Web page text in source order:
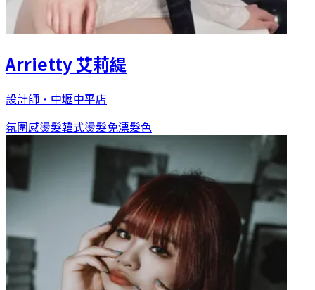
Arrietty 艾莉緹
設計師 ・ 中壢中平店
氛圍感燙髮韓式燙髮免漂髮色